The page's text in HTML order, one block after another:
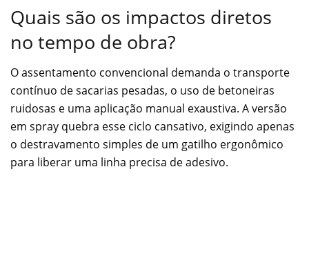
Quais são os impactos diretos
no tempo de obra?
O assentamento convencional demanda o transporte
contínuo de sacarias pesadas, o uso de betoneiras
ruidosas e uma aplicação manual exaustiva. A versão
em spray quebra esse ciclo cansativo, exigindo apenas
o destravamento simples de um gatilho ergonômico
para liberar uma linha precisa de adesivo.